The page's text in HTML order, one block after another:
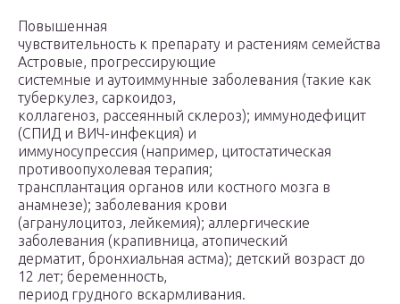
Повышенная
чувствительность к препарату и растениям семейства
Астровые, прогрессирующие
системные и аутоиммунные заболевания (такие как
туберкулез, саркоидоз,
коллагеноз, рассеянный склероз); иммунодефицит
(СПИД и ВИЧ-инфекция) и
иммуносупрессия (например, цитостатическая
противоопухолевая терапия;
трансплантация органов или костного мозга в
анамнезе); заболевания крови
(агранулоцитоз, лейкемия); аллергические
заболевания (крапивница, атопический
дерматит, бронхиальная астма); детский возраст до
12 лет; беременность,
период грудного вскармливания.